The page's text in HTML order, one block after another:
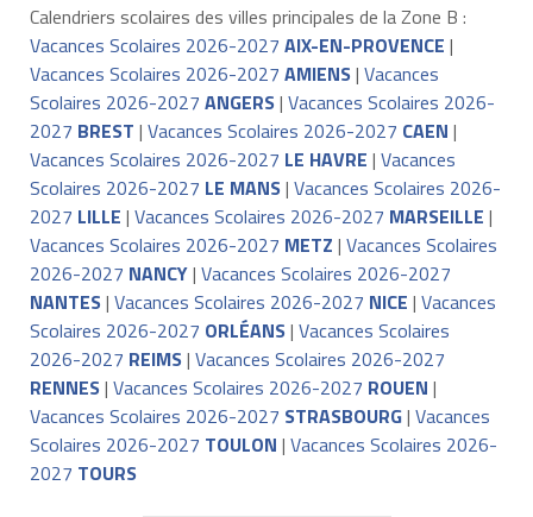
Calendriers scolaires des villes principales de la Zone B :
Vacances Scolaires 2026-2027 AIX-EN-PROVENCE |
Vacances Scolaires 2026-2027 AMIENS| Vacances
Scolaires 2026-2027 ANGERS| Vacances Scolaires 2026-
2027 BREST | Vacances Scolaires 2026-2027 CAEN |
Vacances Scolaires 2026-2027 LE HAVRE | Vacances
Scolaires 2026-2027 LE MANS| Vacances Scolaires 2026-
2027 LILLE | Vacances Scolaires 2026-2027 MARSEILLE |
Vacances Scolaires 2026-2027 METZ | Vacances Scolaires
2026-2027 NANCY| Vacances Scolaires 2026-2027
NANTES| Vacances Scolaires 2026-2027 NICE | Vacances
Scolaires 2026-2027 ORLÉANS| Vacances Scolaires
2026-2027 REIMS| Vacances Scolaires 2026-2027
RENNES| Vacances Scolaires 2026-2027 ROUEN |
Vacances Scolaires 2026-2027 STRASBOURG| Vacances
Scolaires 2026-2027 TOULON | Vacances Scolaires 2026-
2027 TOURS